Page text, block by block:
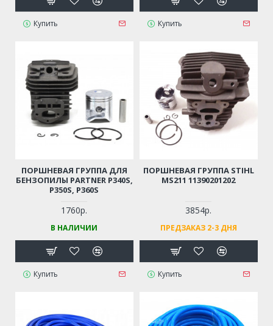
Купить Купить
ПОРШНЕВАЯ ГРУППА ДЛЯ
БЕНЗОПИЛЫ PARTNER P340S,
P350S, P360S
1760р.
В НАЛИЧИИ
Купить
ПОРШНЕВАЯ ГРУППА STIHL
MS211 11390201202
3854р.
ПРЕДЗАКАЗ 2-3 ДНЯ
Купить